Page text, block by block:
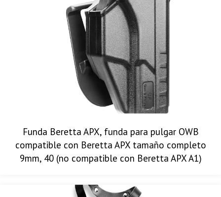
Funda Beretta APX, funda para pulgar OWB
compatible con Beretta APX tamaño completo
9mm, 40 (no compatible con Beretta APX A1)